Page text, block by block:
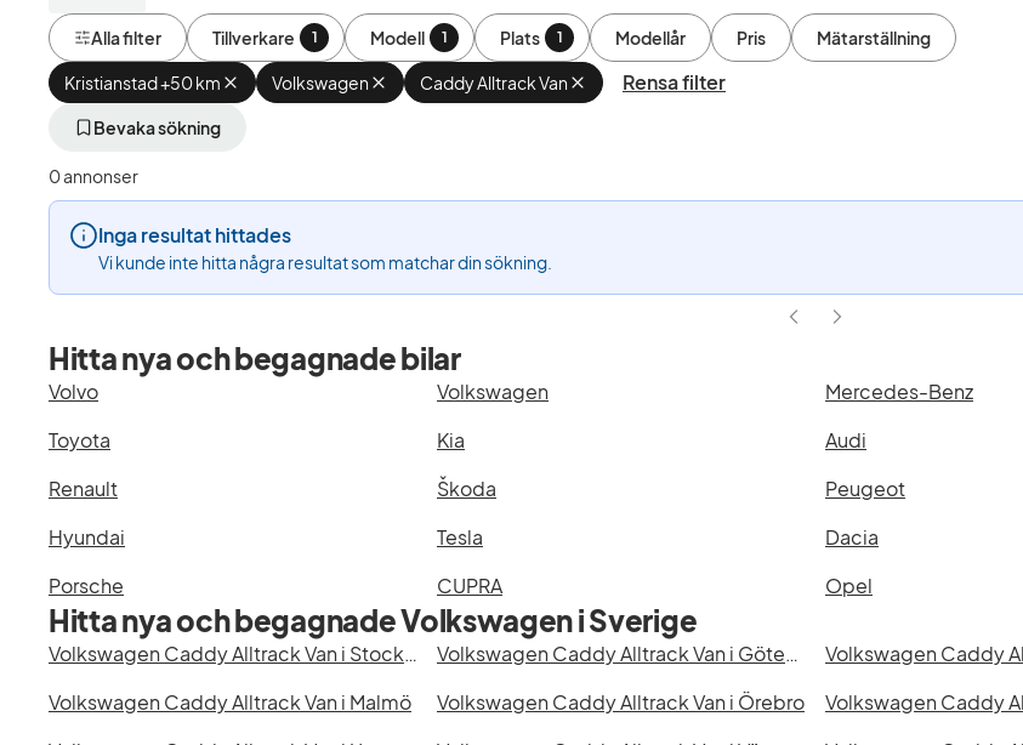
Alla filter Tillverkare 1 Modell 1 Plats 1 Modellår Pris Mätarställning
Kristianstad +50 km Ta
bort
(Plats)
Volkswagen Ta
bort
Caddy Alltrack Van Ta
bort
Rensa filter
Bevaka sökning
0 annonser
Inga resultat hittades
Vi kunde inte hitta några resultat som matchar din sökning.
Hitta nya och begagnade bilar
Volvo Volkswagen Mercedes-Benz
Toyota
Kia Audi
Renault
Škoda Peugeot
Hyundai
Tesla Dacia
Porsche
CUPRA Opel
Hitta nya och begagnade Volkswagen i Sverige
Volkswagen Caddy Alltrack Van i Stockholm Volkswagen Caddy Alltrack Van i Göteborg
Volkswagen Caddy Alltrack Van i Malmö
Volkswagen Caddy Alltrack Van i Örebro